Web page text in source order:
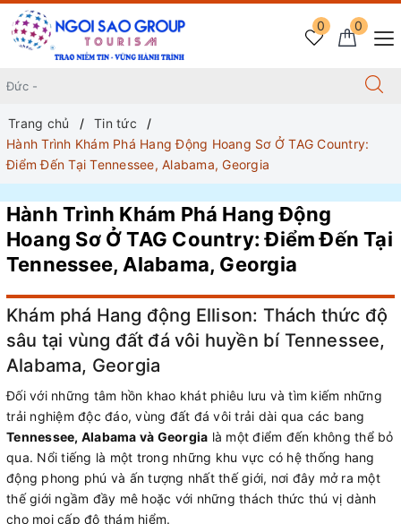
0
0
Trang chủ
Tin tức
Hành Trình Khám Phá Hang Động Hoang Sơ Ở TAG Country:
Điểm Đến Tại Tennessee, Alabama, Georgia
Hành Trình Khám Phá Hang Động
Hoang Sơ Ở TAG Country: Điểm Đến Tại
Tennessee, Alabama, Georgia
Khám phá Hang động Ellison: Thách thức độ
sâu tại vùng đất đá vôi huyền bí Tennessee,
Alabama, Georgia
Đối với những tâm hồn khao khát phiêu lưu và tìm kiếm những
trải nghiệm độc đáo, vùng đất đá vôi trải dài qua các bang
Tennessee, Alabama và Georgia là một điểm đến không thể bỏ
qua. Nổi tiếng là một trong những khu vực có hệ thống hang
động phong phú và ấn tượng nhất thế giới, nơi đây mở ra một
thế giới ngầm đầy mê hoặc với những thách thức thú vị dành
cho mọi cấp độ thám hiểm.